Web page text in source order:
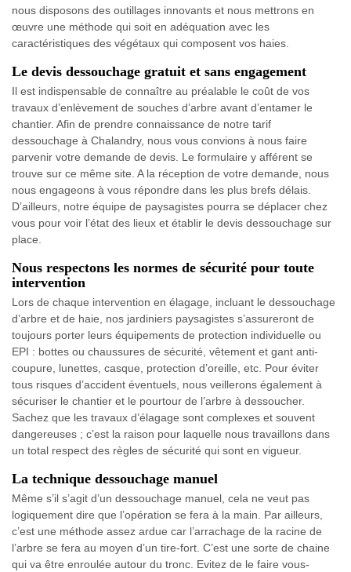
nous disposons des outillages innovants et nous mettrons en
œuvre une méthode qui soit en adéquation avec les
caractéristiques des végétaux qui composent vos haies.
Le devis dessouchage gratuit et sans engagement
Il est indispensable de connaître au préalable le coût de vos
travaux d’enlèvement de souches d’arbre avant d’entamer le
chantier. Afin de prendre connaissance de notre tarif
dessouchage à Chalandry, nous vous convions à nous faire
parvenir votre demande de devis. Le formulaire y afférent se
trouve sur ce même site. A la réception de votre demande, nous
nous engageons à vous répondre dans les plus brefs délais.
D’ailleurs, notre équipe de paysagistes pourra se déplacer chez
vous pour voir l’état des lieux et établir le devis dessouchage sur
place.
Nous respectons les normes de sécurité pour toute
intervention
Lors de chaque intervention en élagage, incluant le dessouchage
d’arbre et de haie, nos jardiniers paysagistes s’assureront de
toujours porter leurs équipements de protection individuelle ou
EPI : bottes ou chaussures de sécurité, vêtement et gant anti-
coupure, lunettes, casque, protection d’oreille, etc. Pour éviter
tous risques d’accident éventuels, nous veillerons également à
sécuriser le chantier et le pourtour de l’arbre à dessoucher.
Sachez que les travaux d’élagage sont complexes et souvent
dangereuses ; c’est la raison pour laquelle nous travaillons dans
un total respect des règles de sécurité qui sont en vigueur.
La technique dessouchage manuel
Même s’il s’agit d’un dessouchage manuel, cela ne veut pas
logiquement dire que l’opération se fera à la main. Par ailleurs,
c’est une méthode assez ardue car l’arrachage de la racine de
l’arbre se fera au moyen d’un tire-fort. C’est une sorte de chaine
qui va être enroulée autour du tronc. Evitez de le faire vous-